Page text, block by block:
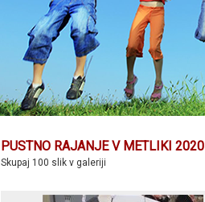
PUSTNO RAJANJE V METLIKI 2020
Skupaj 100 slik v galeriji